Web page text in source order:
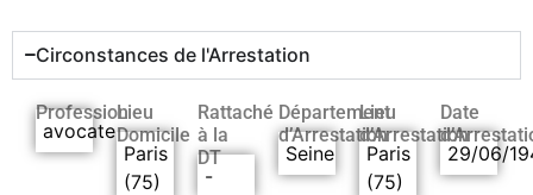
Circonstances de l'Arrestation
Profession
avocate
Lieu
Domicile
Paris
(75)
Rattaché
à la
DT
-
Département
d’Arrestation
Seine
Lieu
d’Arrestation
Paris
(75)
Date
29/06/